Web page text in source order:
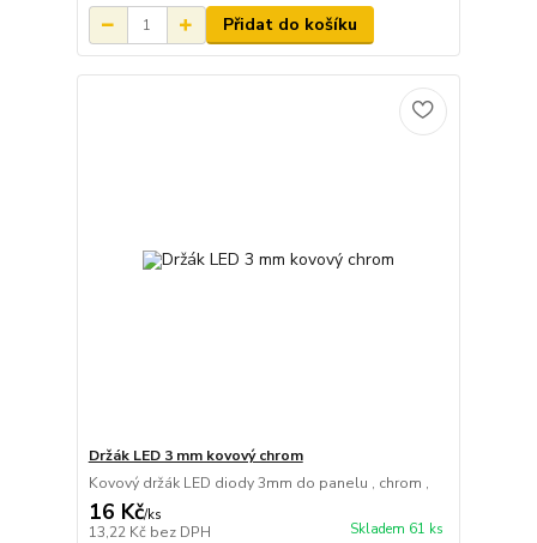
Přidat do košíku
Držák LED 3 mm kovový chrom
Kovový držák LED diody 3mm do panelu , chrom ,
16 Kč/ks
13,22 Kč bez DPH Skladem 61 ks